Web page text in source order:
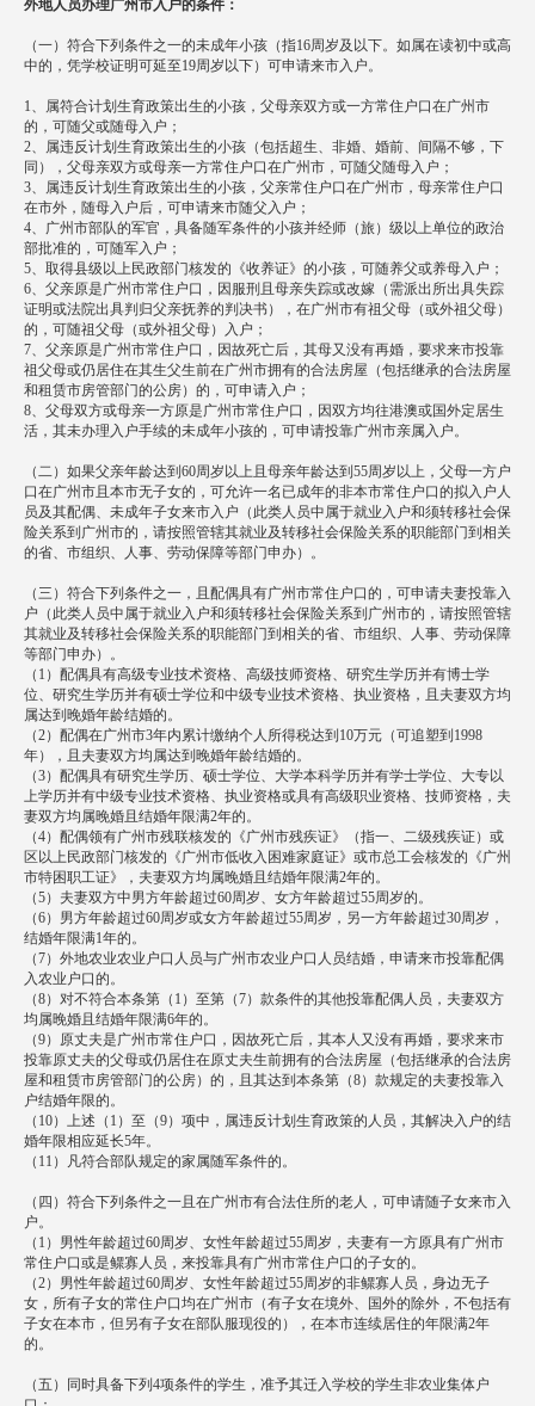
187****1303 暂未符合
136****7047 符合条件 方案已发送
189****2466 暂未符合
185****8446 符合条件 方案已发送
138****9527 暂未符合 方案已发送
138****9291 暂未符合 方案已发送
外地人员办理广州市入户的条件：
（一）符合下列条件之一的未成年小孩（指16周岁及以下。如属在读初中或高
中的，凭学校证明可延至19周岁以下）可申请来市入户。
1、属符合计划生育政策出生的小孩，父母亲双方或一方常住户口在广州市
的，可随父或随母入户；
2、属违反计划生育政策出生的小孩（包括超生、非婚、婚前、间隔不够，下
同），父母亲双方或母亲一方常住户口在广州市，可随父随母入户；
3、属违反计划生育政策出生的小孩，父亲常住户口在广州市，母亲常住户口
在市外，随母入户后，可申请来市随父入户；
4、广州市部队的军官，具备随军条件的小孩并经师（旅）级以上单位的政治
部批准的，可随军入户；
5、取得县级以上民政部门核发的《收养证》的小孩，可随养父或养母入户；
6、父亲原是广州市常住户口，因服刑且母亲失踪或改嫁（需派出所出具失踪
证明或法院出具判归父亲抚养的判决书），在广州市有祖父母（或外祖父母）
的，可随祖父母（或外祖父母）入户；
7、父亲原是广州市常住户口，因故死亡后，其母又没有再婚，要求来市投靠
祖父母或仍居住在其生父生前在广州市拥有的合法房屋（包括继承的合法房屋
和租赁市房管部门的公房）的，可申请入户；
8、父母双方或母亲一方原是广州市常住户口，因双方均往港澳或国外定居生
活，其未办理入户手续的未成年小孩的，可申请投靠广州市亲属入户。
（二）如果父亲年龄达到60周岁以上且母亲年龄达到55周岁以上，父母一方户
口在广州市且本市无子女的，可允许一名已成年的非本市常住户口的拟入户人
员及其配偶、未成年子女来市入户（此类人员中属于就业入户和须转移社会保
险关系到广州市的，请按照管辖其就业及转移社会保险关系的职能部门到相关
的省、市组织、人事、劳动保障等部门申办）。
（三）符合下列条件之一，且配偶具有广州市常住户口的，可申请夫妻投靠入
户（此类人员中属于就业入户和须转移社会保险关系到广州市的，请按照管辖
其就业及转移社会保险关系的职能部门到相关的省、市组织、人事、劳动保障
等部门申办）。
（1）配偶具有高级专业技术资格、高级技师资格、研究生学历并有博士学
位、研究生学历并有硕士学位和中级专业技术资格、执业资格，且夫妻双方均
属达到晚婚年龄结婚的。
（2）配偶在广州市3年内累计缴纳个人所得税达到10万元（可追塑到1998
年），且夫妻双方均属达到晚婚年龄结婚的。
（3）配偶具有研究生学历、硕士学位、大学本科学历并有学士学位、大专以
上学历并有中级专业技术资格、执业资格或具有高级职业资格、技师资格，夫
妻双方均属晚婚且结婚年限满2年的。
（4）配偶领有广州市残联核发的《广州市残疾证》（指一、二级残疾证）或
区以上民政部门核发的《广州市低收入困难家庭证》或市总工会核发的《广州
市特困职工证》，夫妻双方均属晚婚且结婚年限满2年的。
（5）夫妻双方中男方年龄超过60周岁、女方年龄超过55周岁的。
（6）男方年龄超过60周岁或女方年龄超过55周岁，另一方年龄超过30周岁，
结婚年限满1年的。
（7）外地农业农业户口人员与广州市农业户口人员结婚，申请来市投靠配偶
入农业户口的。
（8）对不符合本条第（1）至第（7）款条件的其他投靠配偶人员，夫妻双方
均属晚婚且结婚年限满6年的。
（9）原丈夫是广州市常住户口，因故死亡后，其本人又没有再婚，要求来市
投靠原丈夫的父母或仍居住在原丈夫生前拥有的合法房屋（包括继承的合法房
屋和租赁市房管部门的公房）的，且其达到本条第（8）款规定的夫妻投靠入
户结婚年限的。
（10）上述（1）至（9）项中，属违反计划生育政策的人员，其解决入户的结
婚年限相应延长5年。
（11）凡符合部队规定的家属随军条件的。
（四）符合下列条件之一且在广州市有合法住所的老人，可申请随子女来市入
户。
（1）男性年龄超过60周岁、女性年龄超过55周岁，夫妻有一方原具有广州市
常住户口或是鳏寡人员，来投靠具有广州市常住户口的子女的。
（2）男性年龄超过60周岁、女性年龄超过55周岁的非鳏寡人员，身边无子
女，所有子女的常住户口均在广州市（有子女在境外、国外的除外，不包括有
子女在本市，但另有子女在部队服现役的），在本市连续居住的年限满2年
的。
（五）同时具备下列4项条件的学生，准予其迁入学校的学生非农业集体户